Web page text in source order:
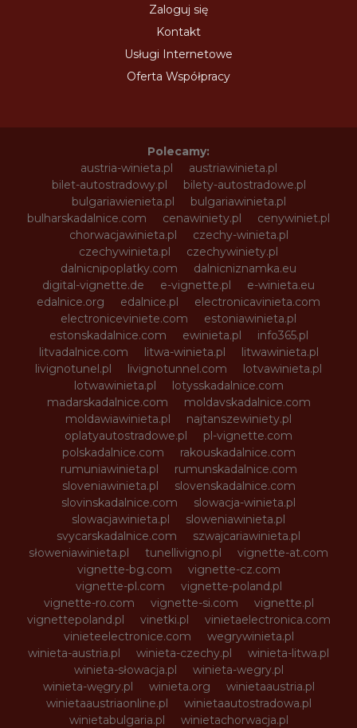
Zaloguj się
Kontakt
Usługi Internetowe
Oferta Współpracy
Polecamy:
austria-winieta.pl
austriawinieta.pl
bilet-autostradowy.pl
bilety-autostradowe.pl
bulgariawienieta.pl
bulgariawinieta.pl
bulharskadalnice.com
cenawiniety.pl
cenywiniet.pl
chorwacjawinieta.pl
czechy-winieta.pl
czechywinieta.pl
czechywiniety.pl
dalnicnipoplatky.com
dalnicniznamka.eu
digital-vignette.de
e-vignette.pl
e-winieta.eu
edalnice.org
edalnice.pl
electronicavinieta.com
electroniceviniete.com
estoniawinieta.pl
estonskadalnice.com
ewinieta.pl
info365.pl
litvadalnice.com
litwa-winieta.pl
litwawinieta.pl
livignotunel.pl
livignotunnel.com
lotvawinieta.pl
lotwawinieta.pl
lotysskadalnice.com
madarskadalnice.com
moldavskadalnice.com
moldawiawinieta.pl
najtanszewiniety.pl
oplatyautostradowe.pl
pl-vignette.com
polskadalnice.com
rakouskadalnice.com
rumuniawinieta.pl
rumunskadalnice.com
sloveniawinieta.pl
slovenskadalnice.com
slovinskadalnice.com
slowacja-winieta.pl
slowacjawinieta.pl
sloweniawinieta.pl
svycarskadalnice.com
szwajcariawinieta.pl
słoweniawinieta.pl
tunellivigno.pl
vignette-at.com
vignette-bg.com
vignette-cz.com
vignette-pl.com
vignette-poland.pl
vignette-ro.com
vignette-si.com
vignette.pl
vignettepoland.pl
vinetki.pl
vinietaelectronica.com
vinieteelectronice.com
wegrywinieta.pl
winieta-austria.pl
winieta-czechy.pl
winieta-litwa.pl
winieta-słowacja.pl
winieta-wegry.pl
winieta-węgry.pl
winieta.org
winietaaustria.pl
winietaaustriaonline.pl
winietaautostradowa.pl
winietabulgaria.pl
winietachorwacja.pl